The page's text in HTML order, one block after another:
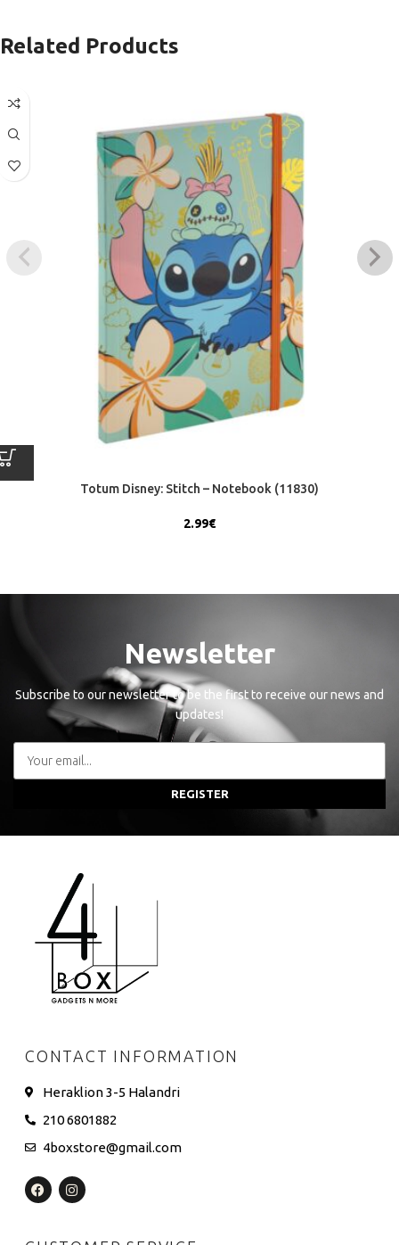
Related Products
Totum Disney: Stitch – Notebook (11830)
2.99€
Newsletter
Subscribe to our newsletter to be the first to receive our news and
updates!
REGISTER
CONTACT INFORMATION
Heraklion 3-5 Halandri
210 6801882
4boxstore@gmail.com